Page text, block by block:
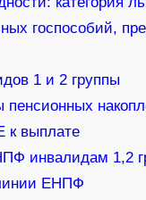
госпособий,
1 и 2 группы
к выплате
инвалидам 1,2
ЕНПФ